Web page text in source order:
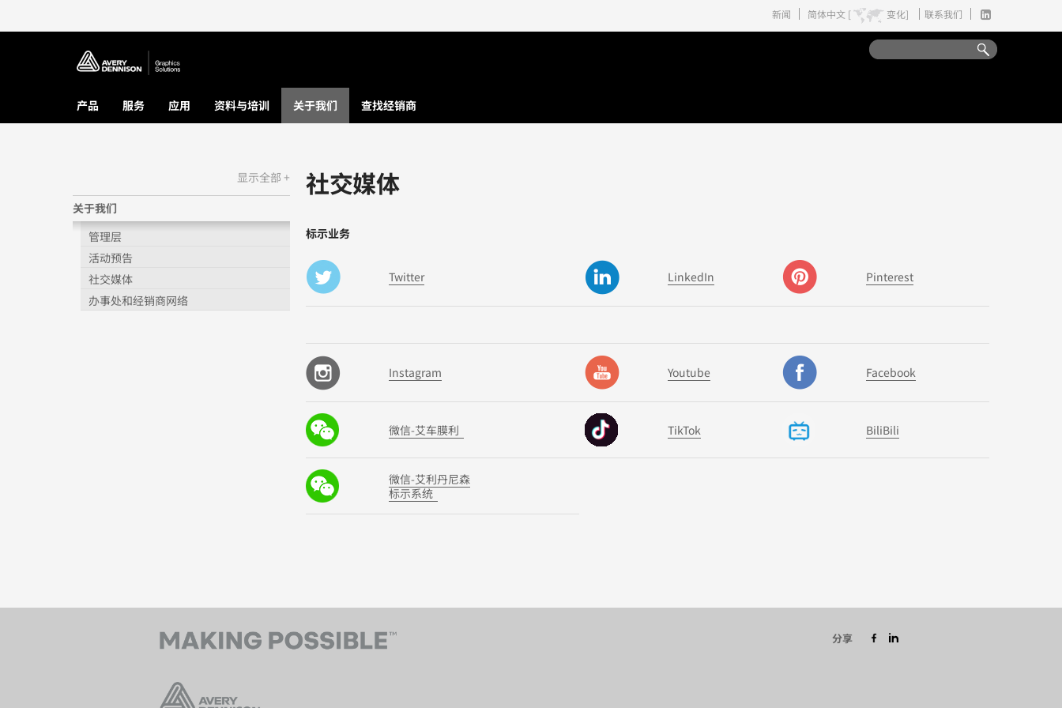
新闻 简体中文 [ 变化] 联系我们
产品 服务 应用 资料与培训 关于我们 查找经销商
社交媒体
标示业务
Twitter LinkedIn Pinterest
Instagram Youtube Facebook
微信-艾车膜利 TikTok BiliBili
微信-艾利丹尼森
标示系统
显示全部 +
关于我们
管理层
活动预告
社交媒体
办事处和经销商网络
分享